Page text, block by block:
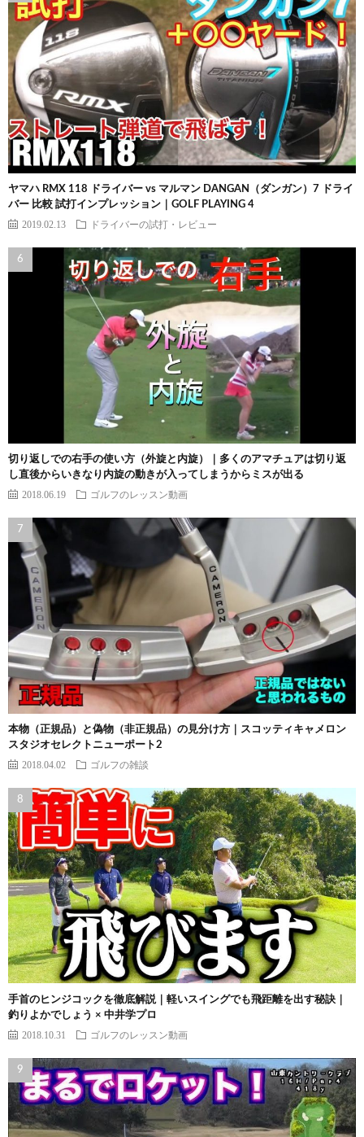
ヤマハ RMX 118 ドライバー vs マルマン DANGAN（ダンガン）7 ドライ
バー 比較 試打インプレッション｜GOLF PLAYING 4
2019.02.13 ドライバーの試打・レビュー
切り返しでの右手の使い方（外旋と内旋）｜多くのアマチュアは切り返
し直後からいきなり内旋の動きが入ってしまうからミスが出る
2018.06.19 ゴルフのレッスン動画
本物（正規品）と偽物（非正規品）の見分け方｜スコッティキャメロン
スタジオセレクトニューポート2
2018.04.02 ゴルフの雑談
手首のヒンジコックを徹底解説｜軽いスイングでも飛距離を出す秘訣｜
釣りよかでしょう × 中井学プロ
2018.10.31 ゴルフのレッスン動画